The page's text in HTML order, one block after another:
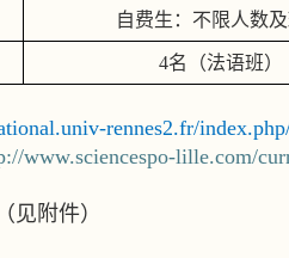
自费生：不限人数
4名（法语班）
rennes2.fr/
www.sciencespo-lille.com/
见附件）